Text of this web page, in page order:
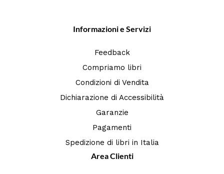
Informazioni e Servizi
Feedback
Compriamo libri
Condizioni di Vendita
Dichiarazione di Accessibilità
Garanzie
Pagamenti
Spedizione di libri in Italia
Area Clienti